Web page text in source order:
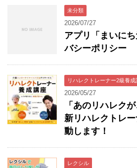
未分類
2026/07/27
アプリ「まいに
バシーポリシー
リハレクトレーナー2級養成
2026/05/27
「あのリハレク
新リハレクトレ
動します！
レクシル